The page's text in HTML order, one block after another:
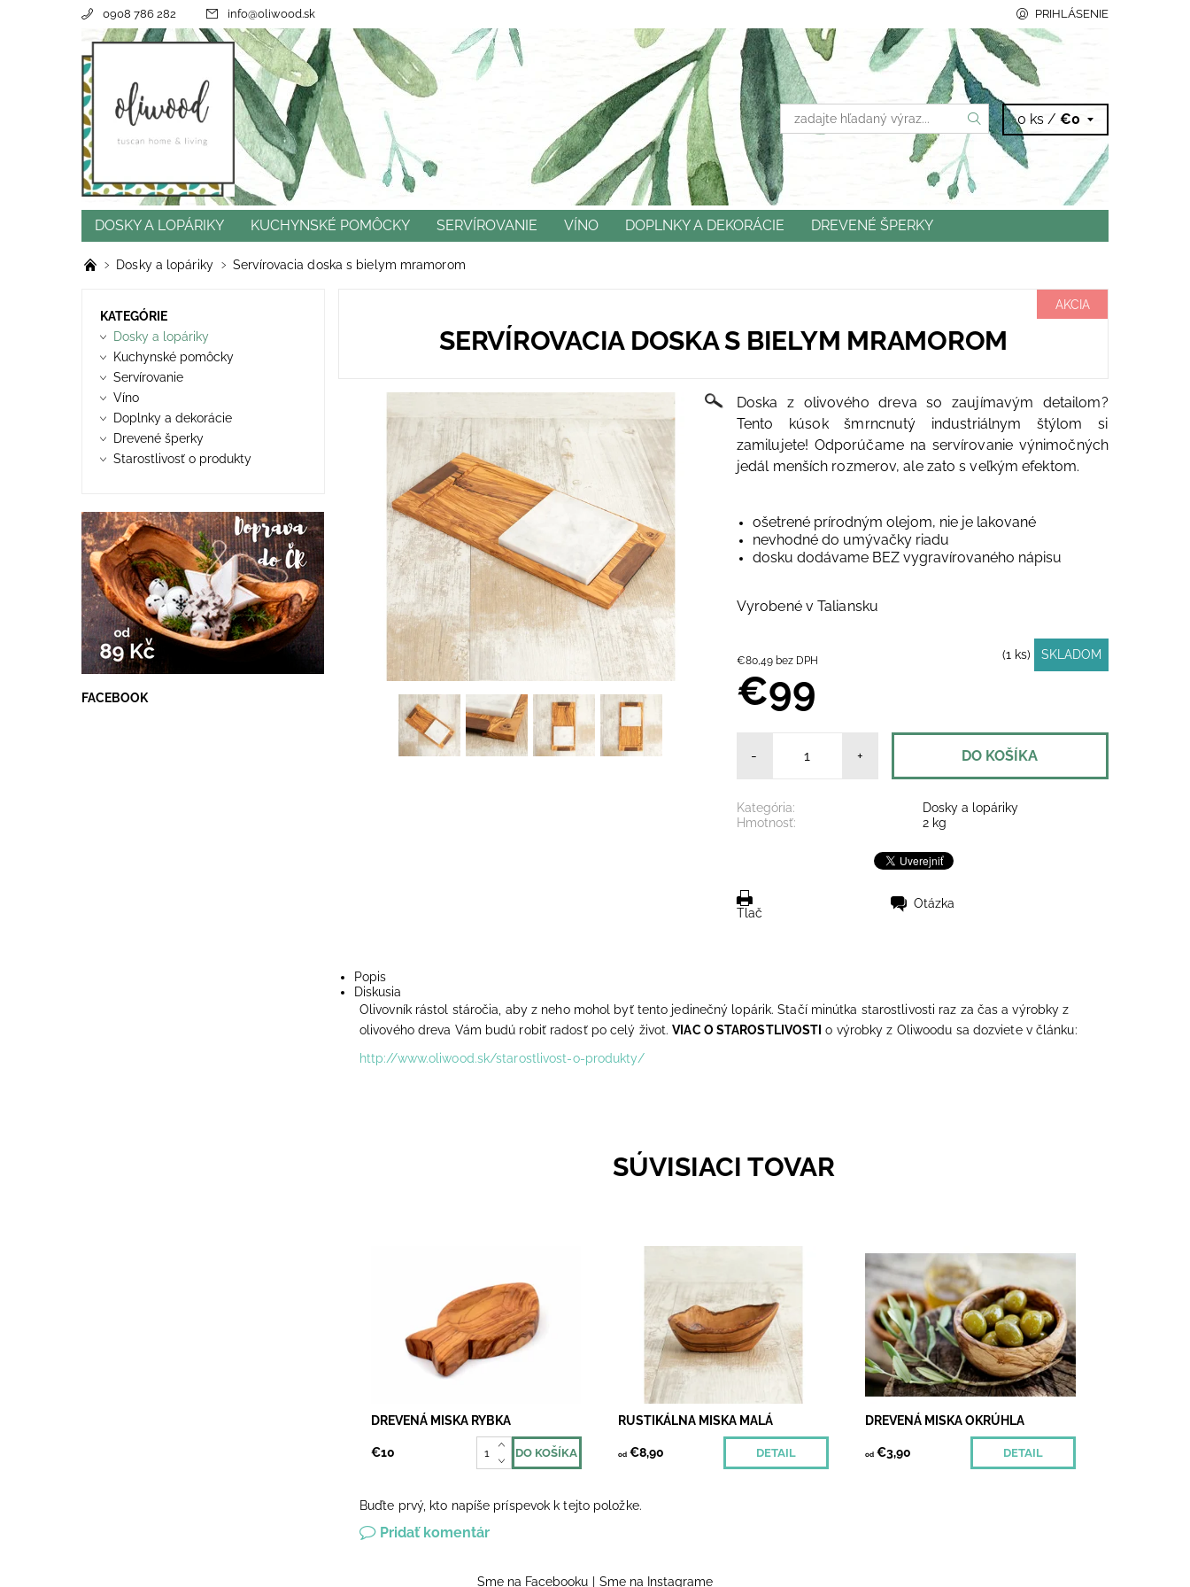
0908 786 282 info@oliwood.sk PRIHLÁSENIE
0 ks /€0
DOSKY A LOPÁRIKY KUCHYNSKÉ POMÔCKY SERVÍROVANIE VÍNO DOPLNKY A DEKORÁCIE
DREVENÉ ŠPERKY
CENY DOPRAVY
REFERENCIE OBCHODNÉ PODMIENKY
Dosky a lopáriky Servírovacia doska s bielym mramorom
AKCIA
SERVÍROVACIA DOSKA S BIELYM MRAMOROM
Doska z olivového dreva so zaujímavým detailom?
Tento kúsok šmrncnutý industriálnym štýlom si
zamilujete! Odporúčame na servírovanie výnimočných
jedál menších rozmerov, ale zato s veľkým efektom.
ošetrené prírodným olejom, nie je lakované
nevhodné do umývačky riadu
dosku dodávame BEZ vygravírovaného nápisu
Vyrobené v Taliansku
€80,49 bez DPH (1 ks) SKLADOM
€99
- +
Kategória:
Dosky a lopáriky
Hmotnosť:
2 kg
Tlač
Otázka
Popis
Diskusia
Olivovník rástol stáročia, aby z neho mohol byť tento jedinečný lopárik. Stačí minútka starostlivosti raz za čas a výrobky z
olivového dreva Vám budú robiť radosť po celý život.VIAC O STAROSTLIVOSTI o výrobky z Oliwoodu sa dozviete v článku:
http://www.oliwood.sk/starostlivost-o-produkty/
SÚVISIACI TOVAR
dreva. Ideálna na syr, olivy, oriešky,
niečo malé k vínku. Vyrobená z
jedného kusu olivového dreva.
Spraví...
Dostupnosť:
Skladom 5
DREVENÁ MISKA RYBKA
€10
dreva. Ideálna na olivy, oriešky,
niečo malé k vínku. Vyrobená z
jedného kusu olivového dreva,
navyše so...
Dostupnosť:
Momentálne
nedostupné
RUSTIKÁLNA MISKA MALÁ
od €8,90 DETAIL
Drevená miska z olivového dreva
spraví dokonalou každé Vaše jedlo -
stačí si vybrať veľkosť. Menšie kúsky
sú ideálne na dipy, salsy, olivy...
Dostupnosť:
Skladom
DREVENÁ MISKA OKRÚHLA
od €3,90 DETAIL
Buďte prvý, kto napíše príspevok k tejto položke.
Pridať komentár
KATEGÓRIE
Dosky a lopáriky
Kuchynské pomôcky
Servírovanie
Víno
Doplnky a dekorácie
Drevené šperky
Starostlivosť o produkty
FACEBOOK
Sme na Facebooku Sme na Instagrame